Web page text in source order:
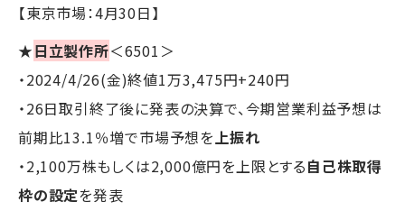
【東京市場：4月30日】
★日立製作所＜6501＞
・2024/4/26(金)終値1万3,475円+240円
・26日取引終了後に発表の決算で、今期営業利益予想は
前期比13.1％増で市場予想を 上振れ
・2,100万株もしくは2,000億円を上限とする自己株取得
枠の設定を発表